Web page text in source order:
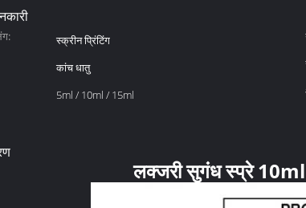
स्क्रीन प्रिंटिंग
कांच धातु
5ml / 10ml / 15ml
लक्जरी सुगंध स्प्रे 10ml